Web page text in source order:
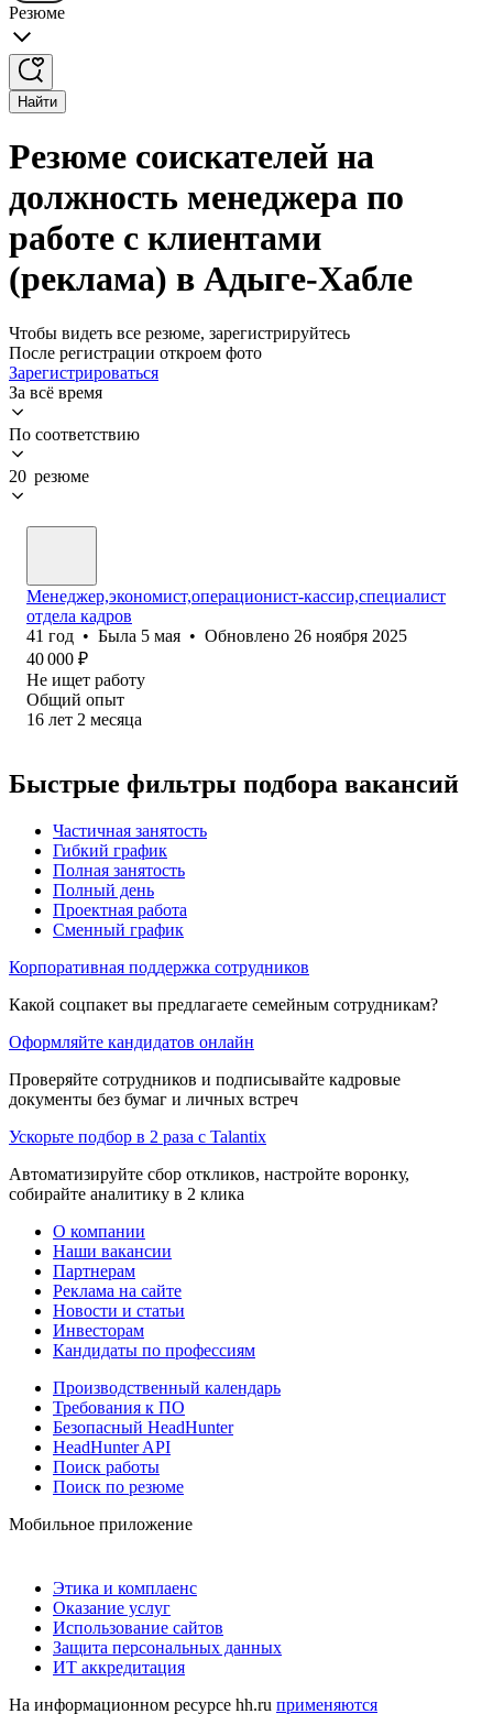
Резюме
Найти
Резюме соискателей на
должность менеджера по
работе с клиентами
(реклама) в Адыге-Хабле
Чтобы видеть все резюме, зарегистрируйтесь
После регистрации откроем фото
Зарегистрироваться
За всё время
По соответствию
20 резюме
Менеджер,экономист,операционист-кассир,специалист
отдела кадров
41 год • Была 5 мая • Обновлено 26 ноября 2025
40 000 ₽
Не ищет работу
Общий опыт
16 лет 2 месяца
Быстрые фильтры подбора вакансий
Частичная занятость
Гибкий график
Полная занятость
Полный день
Проектная работа
Сменный график
Корпоративная поддержка сотрудников
Какой соцпакет вы предлагаете семейным сотрудникам?
Оформляйте кандидатов онлайн
Проверяйте сотрудников и подписывайте кадровые
документы без бумаг и личных встреч
Ускорьте подбор в 2 раза с Talantix
Автоматизируйте сбор откликов, настройте воронку,
собирайте аналитику в 2 клика
О компании
Наши вакансии
Партнерам
Реклама на сайте
Новости и статьи
Инвесторам
Кандидаты по профессиям
Производственный календарь
Требования к ПО
Безопасный HeadHunter
HeadHunter API
Поиск работы
Поиск по резюме
Мобильное приложение
Этика и комплаенс
Оказание услуг
Использование сайтов
Защита персональных данных
ИТ аккредитация
На информационном ресурсе hh.ru применяются